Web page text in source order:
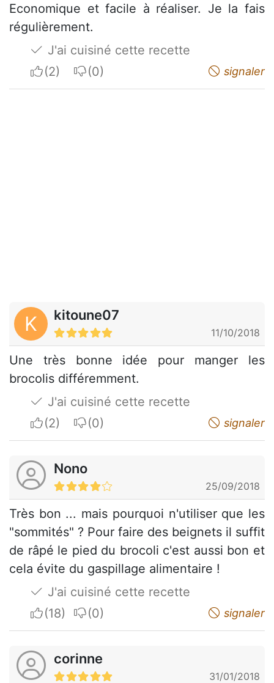
Economique et facile à réaliser. Je la fais
régulièrement.
J'ai cuisiné cette recette
I apreciateI do not appreciate signaler
K kitoune07
11/10/2018
Une très bonne idée pour manger les
brocolis différemment.
J'ai cuisiné cette recette
I apreciateI do not appreciate signaler
Nono
25/09/2018
Très bon ... mais pourquoi n'utiliser que les
"sommités" ? Pour faire des beignets il suffit
de râpé le pied du brocoli c'est aussi bon et
cela évite du gaspillage alimentaire !
J'ai cuisiné cette recette
I apreciateI do not appreciate signaler
corinne
31/01/2018